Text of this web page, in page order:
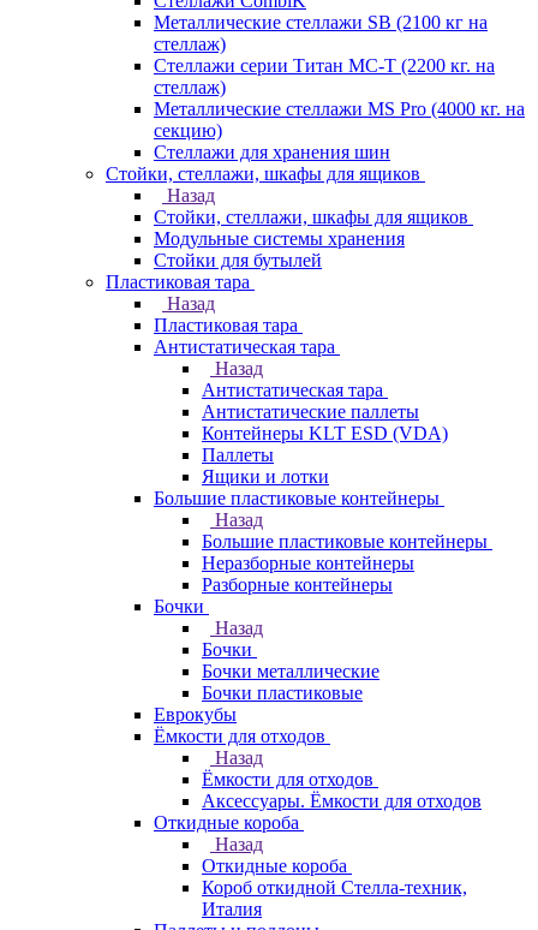
Металлические стеллажи SB (2100 кг на
стеллаж)
Стеллажи серии Титан МС-Т (2200 кг. на
стеллаж)
Металлические стеллажи MS Pro (4000 кг. на
секцию)
Стеллажи для хранения шин
Стойки, стеллажи, шкафы для ящиков
Назад
Стойки, стеллажи, шкафы для ящиков
Модульные системы хранения
Стойки для бутылей
Пластиковая тара
Назад
Пластиковая тара
Антистатическая тара
Назад
Антистатическая тара
Антистатические паллеты
Контейнеры KLT ESD (VDA)
Паллеты
Ящики и лотки
Большие пластиковые контейнеры
Назад
Большие пластиковые контейнеры
Неразборные контейнеры
Разборные контейнеры
Бочки
Назад
Бочки
Бочки металлические
Бочки пластиковые
Еврокубы
Ёмкости для отходов
Назад
Ёмкости для отходов
Аксессуары. Ёмкости для отходов
Откидные короба
Назад
Откидные короба
Короб откидной Стелла-техник,
Италия